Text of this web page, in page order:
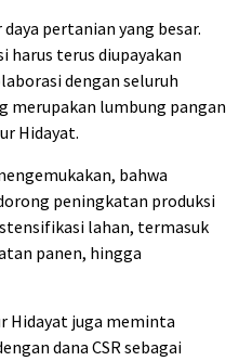
pertanian yang besar.
harus terus diupayakan
dengan seluruh
merupakan lumbung pangan
Hidayat.
bahwa
peningkatan produksi
lahan, termasuk
panen, hingga
Hidayat juga meminta
dana CSR sebagai